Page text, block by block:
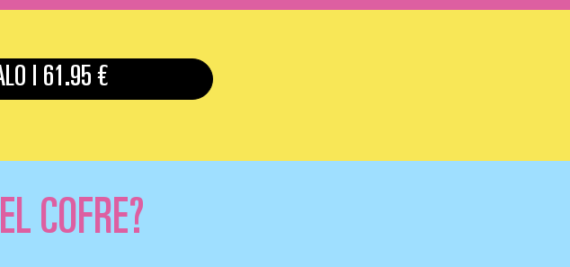
| 61.95 €
COFRE?